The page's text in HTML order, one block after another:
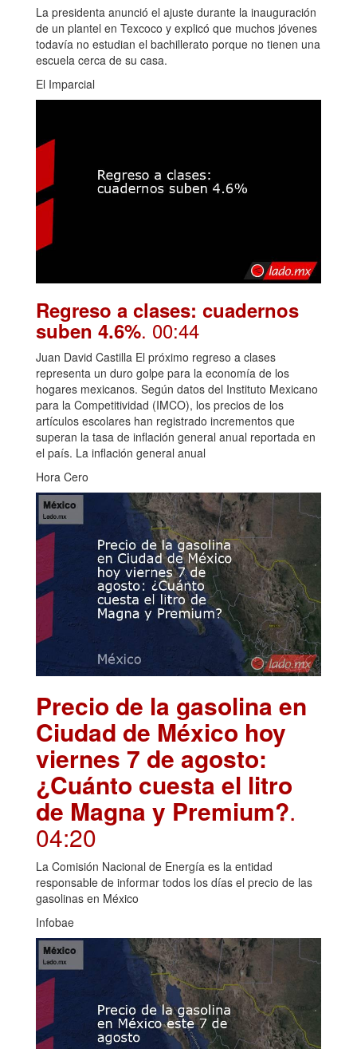
La presidenta anunció el ajuste durante la inauguración
de un plantel en Texcoco y explicó que muchos jóvenes
todavía no estudian el bachillerato porque no tienen una
escuela cerca de su casa.
El Imparcial
Regreso a clases: cuadernos
suben 4.6%. 00:44
Juan David Castilla El próximo regreso a clases
representa un duro golpe para la economía de los
hogares mexicanos. Según datos del Instituto Mexicano
para la Competitividad (IMCO), los precios de los
artículos escolares han registrado incrementos que
superan la tasa de inflación general anual reportada en
el país. La inflación general anual
Hora Cero
Precio de la gasolina en
Ciudad de México hoy
viernes 7 de agosto:
¿Cuánto cuesta el litro
de Magna y Premium?.
04:20
La Comisión Nacional de Energía es la entidad
responsable de informar todos los días el precio de las
gasolinas en México
Infobae